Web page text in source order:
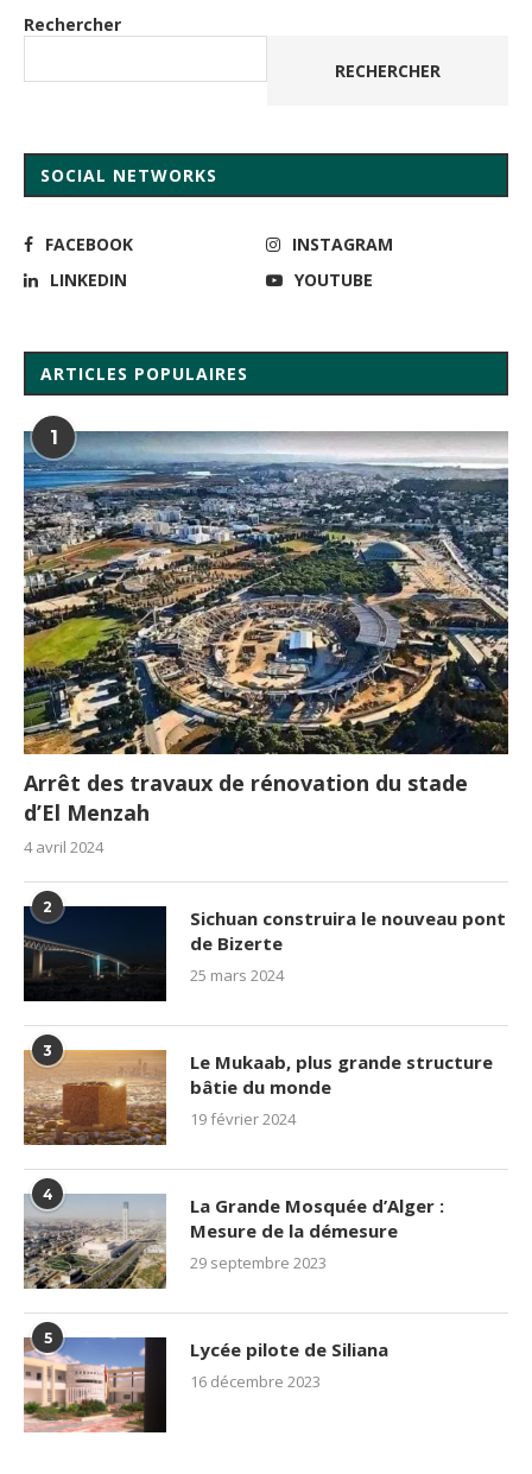
Rechercher
RECHERCHER
SOCIAL NETWORKS
FACEBOOK
INSTAGRAM
LINKEDIN
YOUTUBE
ARTICLES POPULAIRES
1
Arrêt des travaux de rénovation du stade
d’El Menzah
4 avril 2024
2
Sichuan construira le nouveau pont
de Bizerte
25 mars 2024
3
Le Mukaab, plus grande structure
bâtie du monde
19 février 2024
4
La Grande Mosquée d’Alger :
Mesure de la démesure
29 septembre 2023
5 Lycée pilote de Siliana
16 décembre 2023